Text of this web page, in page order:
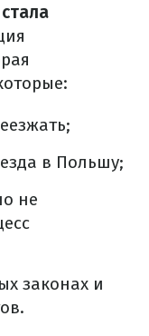
стала
в Польшу;
не
законах и